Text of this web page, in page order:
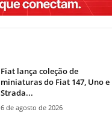
Fiat lança coleção de
miniaturas do Fiat 147, Uno e
Strada...
6 de agosto de 2026